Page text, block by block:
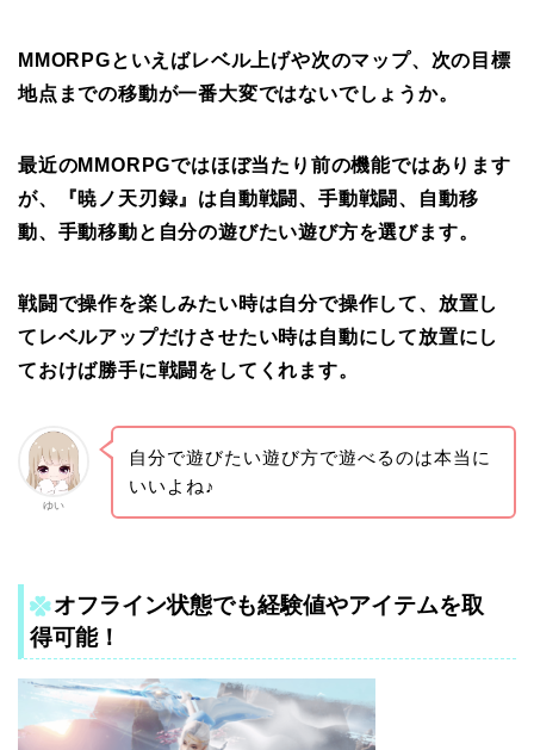
MMORPGといえばレベル上げや次のマップ、次の目標
地点までの移動が一番大変ではないでしょうか。
最近のMMORPGではほぼ当たり前の機能ではあります
が、『暁ノ天刃録』は自動戦闘、手動戦闘、自動移
動、手動移動と自分の遊びたい遊び方を選びます。
戦闘で操作を楽しみたい時は自分で操作して、放置し
てレベルアップだけさせたい時は自動にして放置にし
ておけば勝手に戦闘をしてくれます。
ゆい
自分で遊びたい遊び方で遊べるのは本当に
いいよね♪
オフライン状態でも経験値やアイテムを取
得可能！